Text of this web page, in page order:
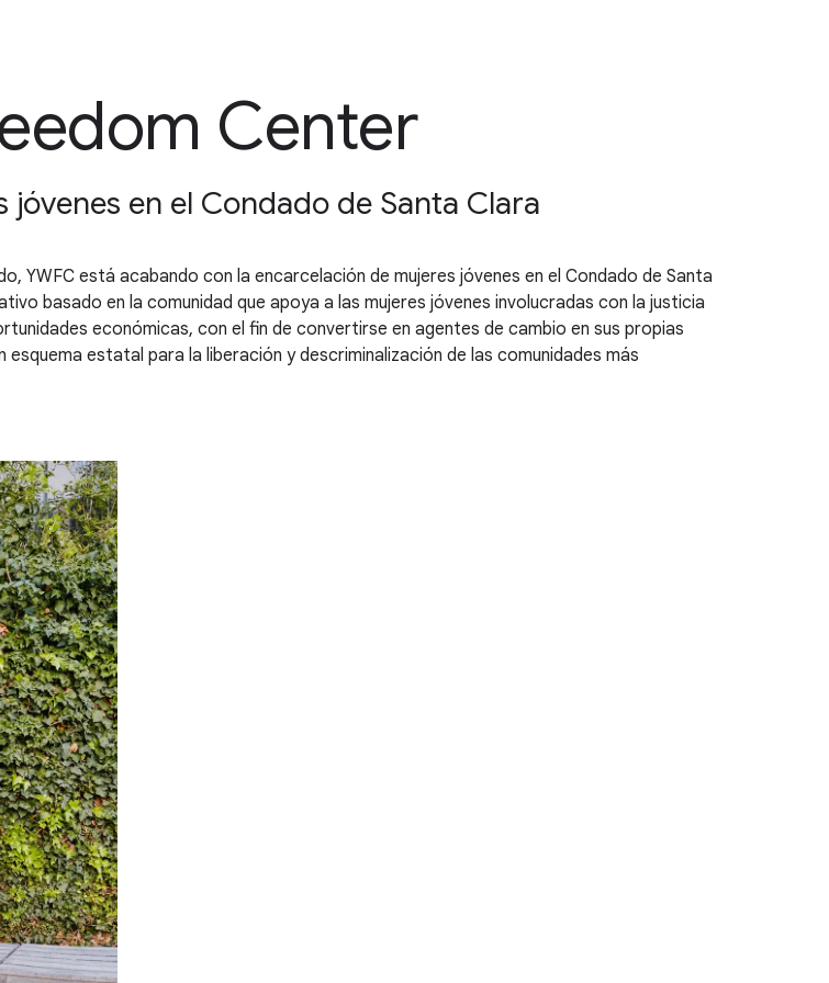
Center
en el Condado de Santa Clara
YWFC está acabando con la encarcelación de mujeres jóvenes en el Condado de Santa
basado en la comunidad que apoya a las mujeres jóvenes involucradas con la justicia
económicas, con el fin de convertirse en agentes de cambio en sus propias
estatal para la liberación y descriminalización de las comunidades más